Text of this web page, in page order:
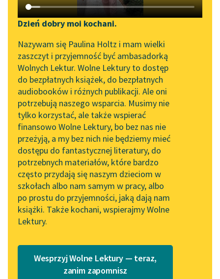
Katalog DAISY
Podkasty o książkach
Zgłoś brak utworu
Aktualności
Spotkanie z Katarzyną
Tunkiel w Oslo
Wolne Lektury na 32.
Pol’and’Rock Festivalu
„Kochanek Lady
Chatterley” do słuchania
na Wolnych Lekturach
Nowy audiobook –
„Marzenie o Oriencie”
Sophie Elkan
Kolekcja Nadwyraz.com x
Wolne Lektury – idealna na
Narzędzia
Mapa Wolnych Lektur
Leśmianator
Przewodnik dla piszących i
czytających
API
OAI-PMH
Widget Wolnych Lektur
Przypisy
Katalog w formacie PDF
Dzień dobry moi kochani.
Nazywam się Paulina Holtz i mam wielki
zaszczyt i przyjemność być ambasadorką
Wolnych Lektur. Wolne Lektury to dostęp
do bezpłatnych książek, do bezpłatnych
audiobooków i różnych publikacji. Ale oni
potrzebują naszego wsparcia. Musimy nie
tylko korzystać, ale także wspierać
finansowo Wolne Lektury, bo bez nas nie
przeżyją, a my bez nich nie będziemy mieć
dostępu do fantastycznej literatury, do
potrzebnych materiałów, które bardzo
często przydają się naszym dzieciom w
szkołach albo nam samym w pracy, albo
po prostu do przyjemności, jaką dają nam
książki. Także kochani, wspierajmy Wolne
Lektury.
Wesprzyj Wolne Lektury — teraz,
zanim zapomnisz
Antoine de Saint Exupéry
Już wkrótce zaczęła
go dręczyć swoją
trochę humorzastą
próżnością. Na
przykład pewnego
dnia, mówiąc o...
Czytaj więcej
Motyw: Kobieta
dotyczące zarówno funkcji przypisywanej
kobiecie w społeczeństwie, oczekiwań wobec
niej, jak i określające jej odrębność (duchowo-